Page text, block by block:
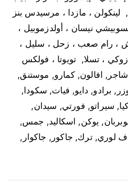
لينكولن ، مازدا ، مرسيدس بنز
نيسان ، أولدزموبيل ،
، رام صعب ، زحل ، سليل ،
، تسلا, تويوتا ، فولكس
افالون, كمارو, موستنق,
برادو, دايو, فيات, سكودا,
سيراتو, فورتي, سيدان,
يوكن, اسكاليد, جمس,
لوري, ترك, جاكور, جاكوار,